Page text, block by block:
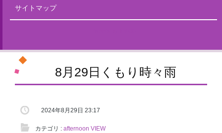
サイトマップ
8月29日くもり時々雨
2024年8月29日 23:17
カテゴリ : afternoon VIEW